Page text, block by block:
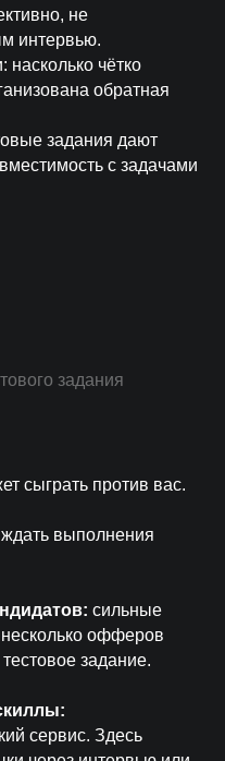
не
интервью.
чётко
обратная
задания дают
с задачами
задания
сыграть против вас.
выполнения
сильные
офферов
задание.
сервис. Здесь